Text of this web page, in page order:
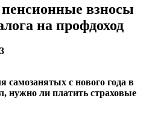
взносы
на профдоход
самозанятых с нового года в
нужно ли платить страховые